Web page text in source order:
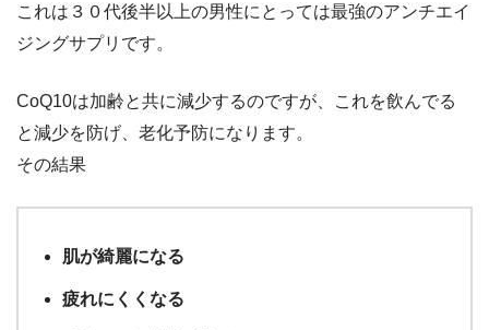
これは３０代後半以上の男性にとっては最強のアンチエイ
ジングサプリです。
CoQ10は加齢と共に減少するのですが、これを飲んでる
と減少を防げ、老化予防になります。
その結果
肌が綺麗になる
疲れにくくなる